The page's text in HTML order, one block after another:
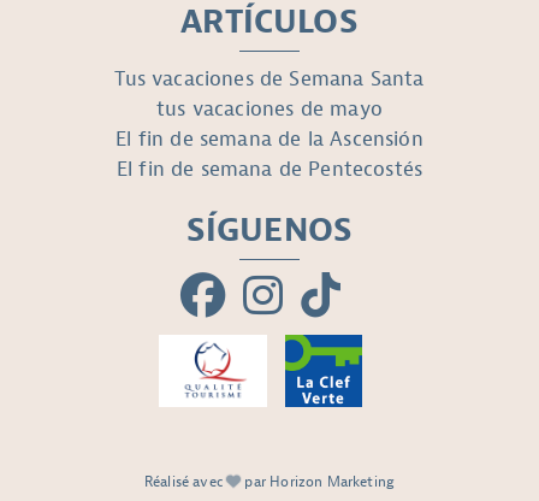
ARTÍCULOS
Tus vacaciones de Semana Santa
tus vacaciones de mayo
El fin de semana de la Ascensión
El fin de semana de Pentecostés
SÍGUENOS
Réalisé avec par Horizon Marketing